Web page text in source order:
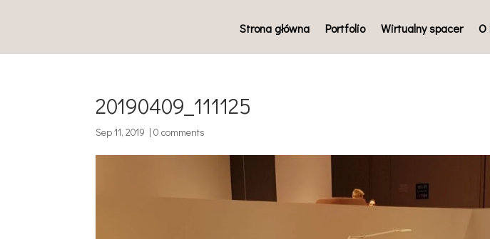
Strona główna Portfolio Wirtualny spacer O
20190409_111125
Sep 11, 2019 |0 comments